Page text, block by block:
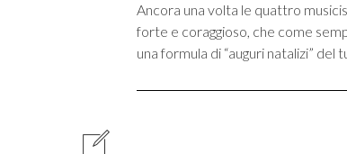
Ancora una volta le quattro
forte e coraggioso, che come
una formula di “auguri natalizi” del